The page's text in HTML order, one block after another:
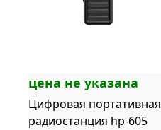
цена не указана
Цифровая портативная
радиостанция hp-605